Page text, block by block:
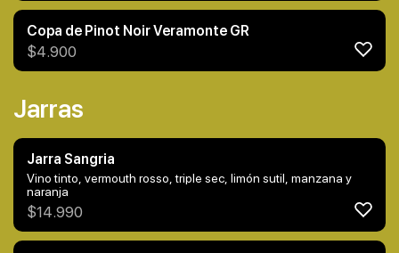
Copa de Pinot Noir Veramonte GR
$4.900
Jarras
Jarra Sangria
Vino tinto, vermouth rosso, triple sec, limón sutil, manzana y
naranja
$14.990